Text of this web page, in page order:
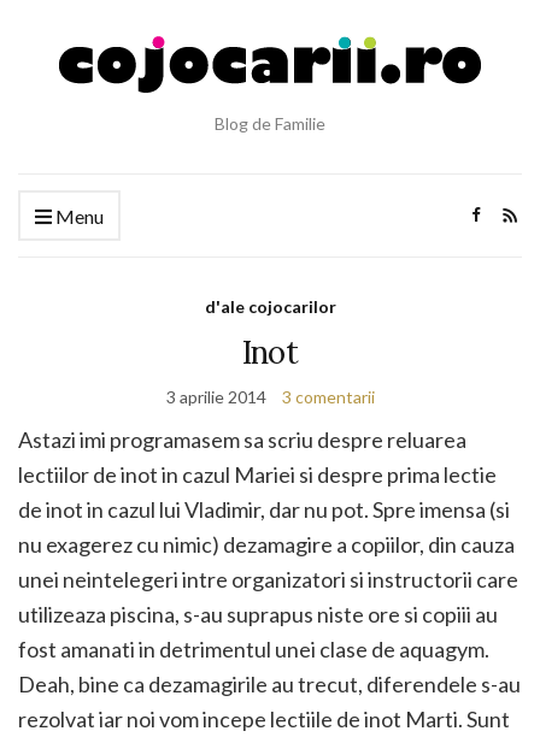
Blog de Familie
Menu
d'ale cojocarilor
Inot
3 aprilie 2014 3 comentarii
Astazi imi programasem sa scriu despre reluarea
lectiilor de inot in cazul Mariei si despre prima lectie
de inot in cazul lui Vladimir, dar nu pot. Spre imensa (si
nu exagerez cu nimic) dezamagire a copiilor, din cauza
unei neintelegeri intre organizatori si instructorii care
utilizeaza piscina, s-au suprapus niste ore si copiii au
fost amanati in detrimentul unei clase de aquagym.
Deah, bine ca dezamagirile au trecut, diferendele s-au
rezolvat iar noi vom incepe lectiile de inot Marti. Sunt